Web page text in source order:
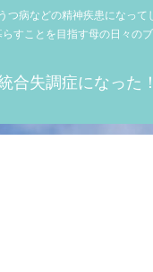
つ病などの精神疾患になって
すことを目指す母の日々の
合失調症になった